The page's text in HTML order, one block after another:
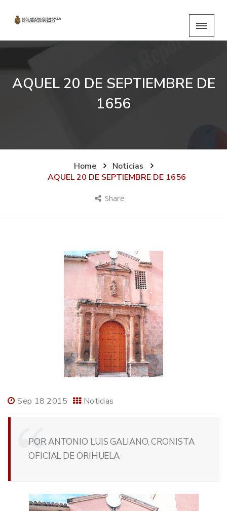
AQUEL 20 DE SEPTIEMBRE DE
1656
Home
Noticias
AQUEL 20 DE SEPTIEMBRE DE 1656
Share
Sep 18 2015 Noticias
POR ANTONIO LUIS GALIANO, CRONISTA
OFICIAL DE ORIHUELA